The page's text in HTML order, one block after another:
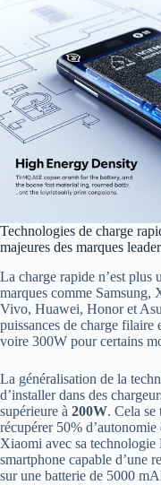
Technologies de charge
majeures des marques
La charge rapide n’est plus
marques comme
Vivo, Huawei, Honor et
puissances de charge filaire
voire 300W pour certains
La généralisation de la
d’installer dans des
supérieure à 200W. Cela se
récupérer 50%
Xiaomi avec sa
smartphone capable d’une
sur une batterie de 5000